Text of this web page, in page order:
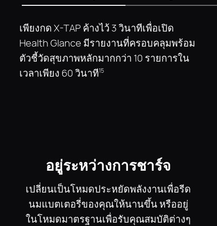
เพียงกด X-TAP ค้างไว้ 3 วินาทีเพื่อเปิด
Health Glance มีรายงานที่ครอบคลุมพร้อม
ตัวชี้วัดสุขภาพหลักมากกว่า 10 รายการใน
เวลาเพียง 60 วินาที15
อยู่ระหว่างการชาร์จ
เปลี่ยนเป็นโหมดประหยัดพลังงานเพื่อรีด
นมแบตเตอรี่ของคุณให้นานขึ้น หรืออยู่
ในโหมดมาตรฐานเพื่อรับคุณสมบัติต่างๆ